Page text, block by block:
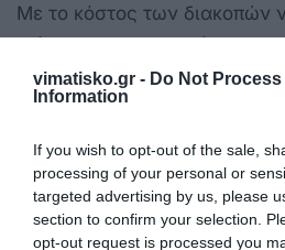
vimatisko.gr - Do Not Process
Information
If you wish to opt-out of the sale,
processing of your personal or
targeted advertising by us, please
section to confirm your selection.
opt-out request is processed you
Με το κόστος των διακοπών
επίκεντρο των αποφάσεων
TUI διευρύνει το καλοκαίρι
χαρτοφυλάκιό της στην
Η ανάπτυξη
μάρκας TUI Suneo, η οποία